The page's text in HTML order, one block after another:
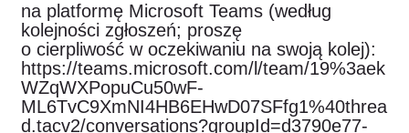
na platformę Microsoft Teams (według
kolejności zgłoszeń; proszę
o cierpliwość w oczekiwaniu na swoją kolej):
https://teams.microsoft.com/l/team/19%3aek
WZqWXPopuCu50wF-
ML6TvC9XmNI4HB6EHwD07SFfg1%40threa
d.tacv2/conversations?groupId=d3790e77-